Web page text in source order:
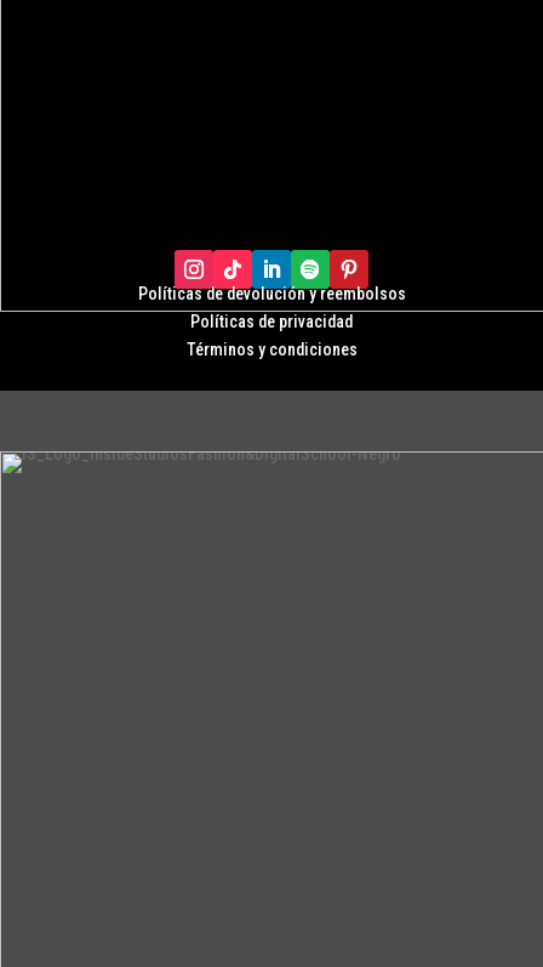
Políticas de devolución y reembolsos
Políticas de privacidad
Términos y condiciones